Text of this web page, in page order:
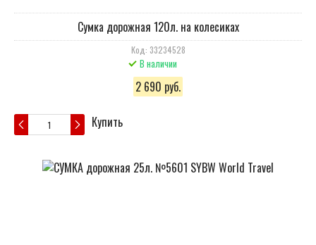
Сумка дорожная 120л. на колесиках
Код: 33234528
В наличии
2 690 руб.
Купить